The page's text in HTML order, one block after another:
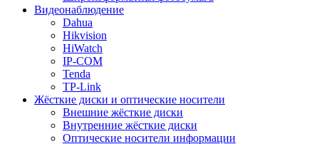
Видеонаблюдение
Dahua
Hikvision
HiWatch
IP-COM
Tenda
TP-Link
Жёсткие диски и оптические носители
Внешние жёсткие диски
Внутренние жёсткие диски
Оптические носители информации